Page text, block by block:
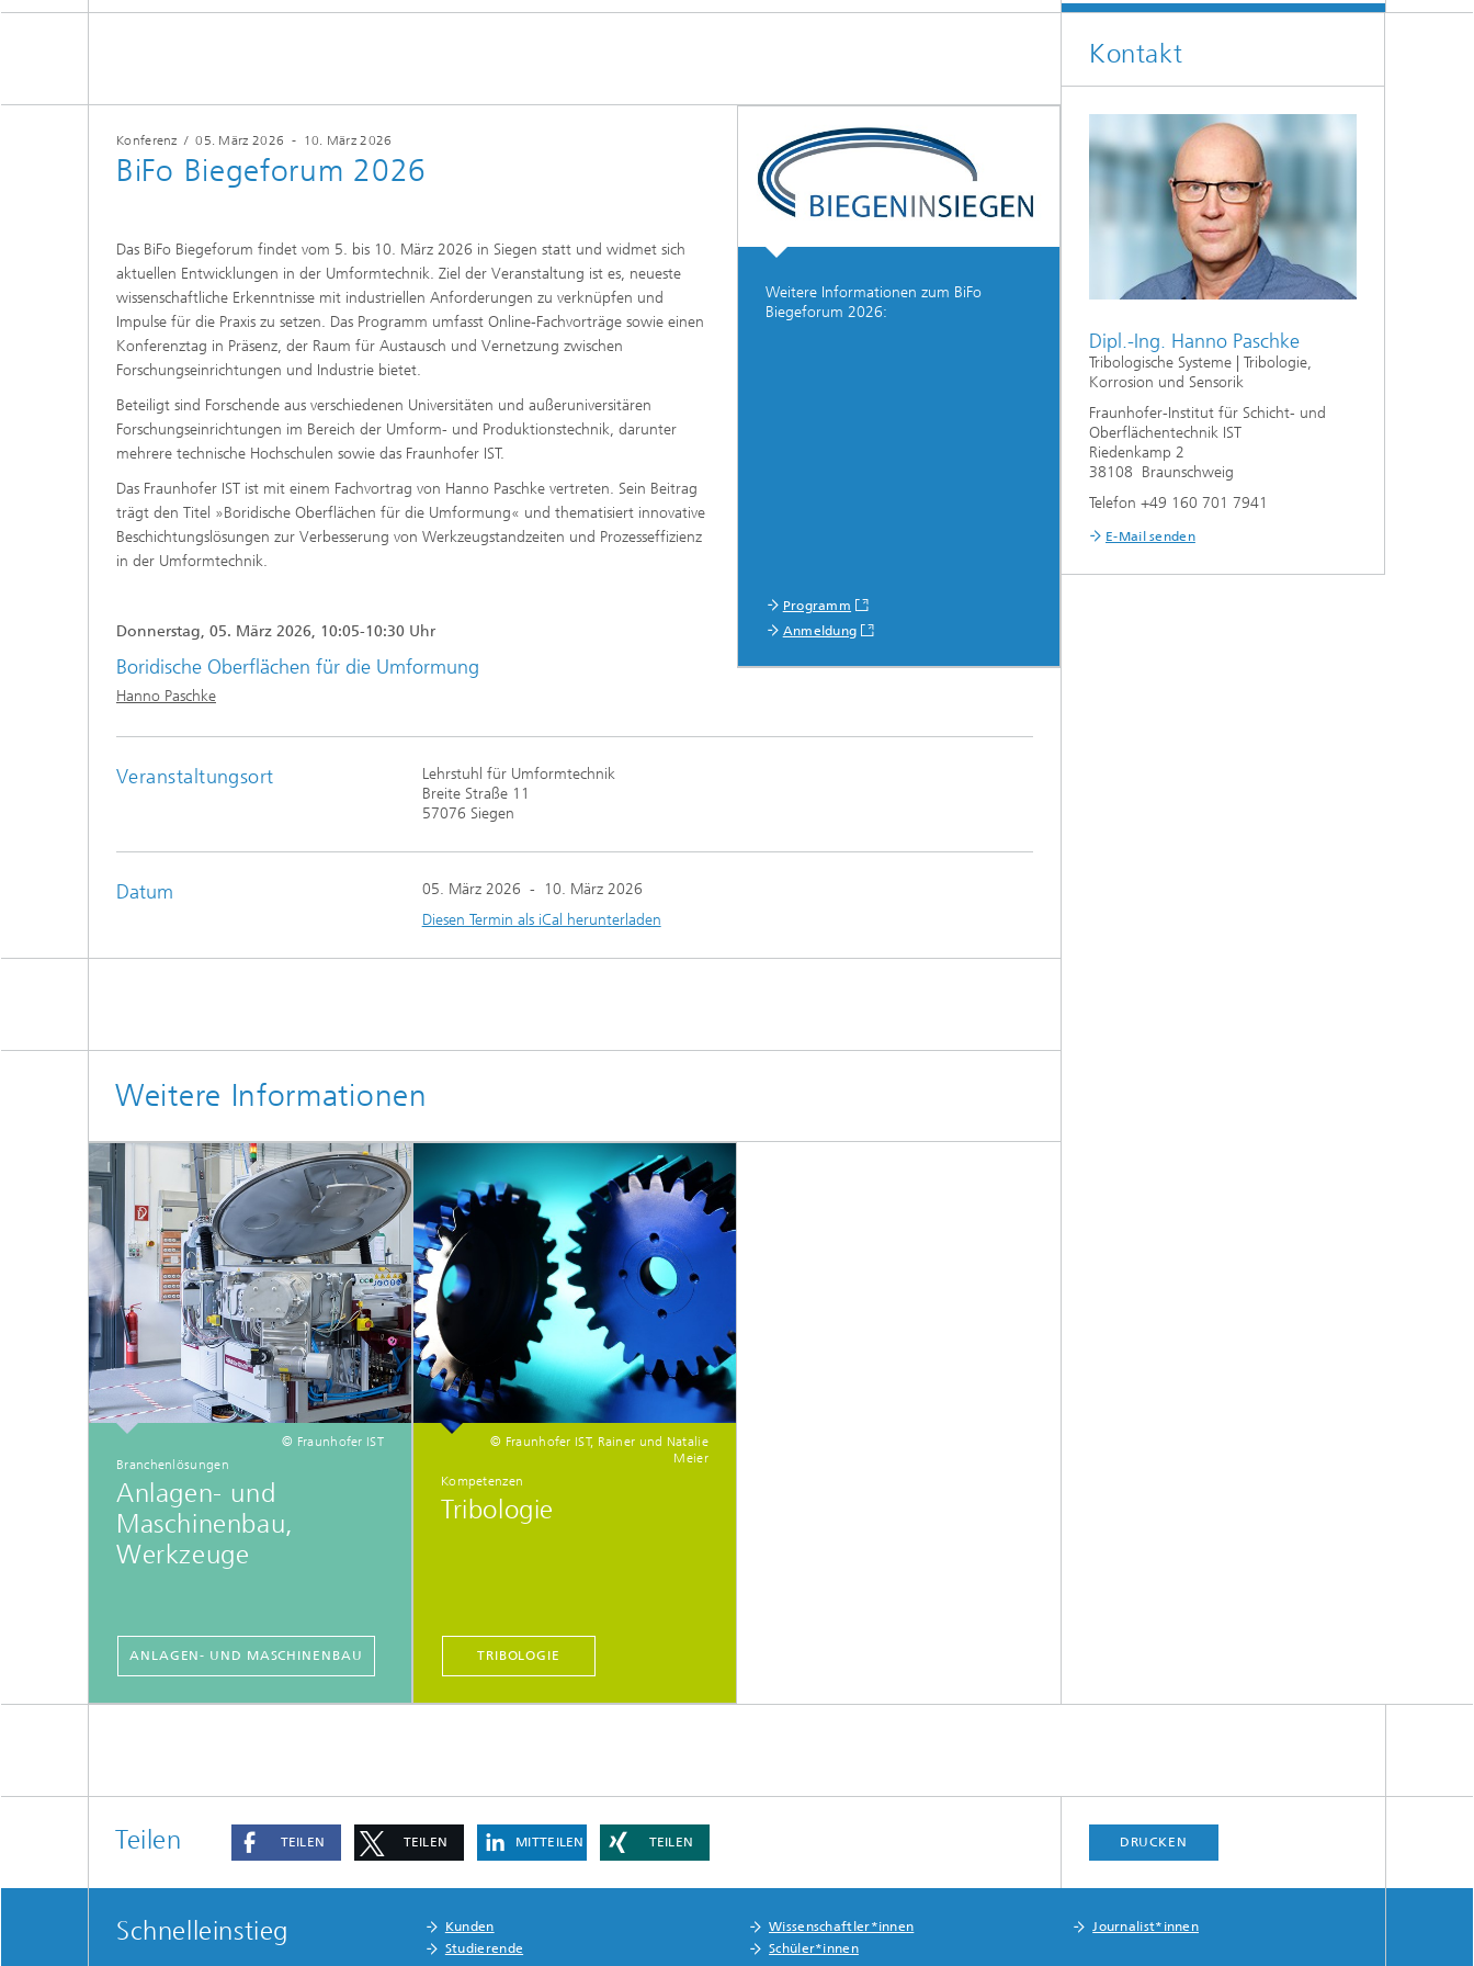
Konferenz /05. März 2026 - 10. März 2026
BiFo Biegeforum 2026
Das BiFo Biegeforum findet vom 5. bis 10. März 2026 in Siegen statt und widmet sich
aktuellen Entwicklungen in der Umformtechnik. Ziel der Veranstaltung ist es, neueste
wissenschaftliche Erkenntnisse mit industriellen Anforderungen zu verknüpfen und
Impulse für die Praxis zu setzen. Das Programm umfasst Online-Fachvorträge sowie einen
Konferenztag in Präsenz, der Raum für Austausch und Vernetzung zwischen
Forschungseinrichtungen und Industrie bietet.
Beteiligt sind Forschende aus verschiedenen Universitäten und außeruniversitären
Forschungseinrichtungen im Bereich der Umform- und Produktionstechnik, darunter
mehrere technische Hochschulen sowie das Fraunhofer IST.
Das Fraunhofer IST ist mit einem Fachvortrag von Hanno Paschke vertreten. Sein Beitrag
trägt den Titel »Boridische Oberflächen für die Umformung« und thematisiert innovative
Beschichtungslösungen zur Verbesserung von Werkzeugstandzeiten und Prozesseffizienz
in der Umformtechnik.
Donnerstag, 05. März 2026, 10:05-10:30 Uhr
Boridische Oberflächen für die Umformung
Hanno Paschke
Weitere Informationen zum BiFo
Biegeforum 2026:
Programm
Anmeldung
Veranstaltungsort
Lehrstuhl für Umformtechnik
Breite Straße 11
57076 Siegen
Datum 05. März 2026 -
10. März 2026
Diesen Termin als iCal herunterladen
Weitere Informationen
© Fraunhofer IST
Branchenlösungen
Anlagen- und
Maschinenbau,
Werkzeuge
ANLAGEN- UND MASCHINENBAU
© Fraunhofer IST, Rainer und Natalie
Meier
Kompetenzen
Tribologie
TRIBOLOGIE
Kontakt
Dipl.-Ing. Hanno Paschke
Tribologische Systeme | Tribologie,
Korrosion und Sensorik
Fraunhofer-Institut für Schicht- und
Oberflächentechnik IST
Riedenkamp 2
38108 Braunschweig
Telefon +49 160 701 7941
E-Mail senden
Teilen TEILEN TEILEN MITTEILEN TEILEN DRUCKEN
Schnelleinstieg Kunden Wissenschaftler*innen
Journalist*innen
Studierende
Schüler*innen